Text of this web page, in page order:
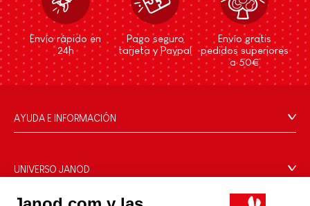
Envío rápido en
24h
Pago seguro
tarjeta y Paypal
Envío gratis
pedidos superiores
a 50€
AYUDA E INFORMACIÓN
Preguntas más frecuentes
UNIVERSO JANOD